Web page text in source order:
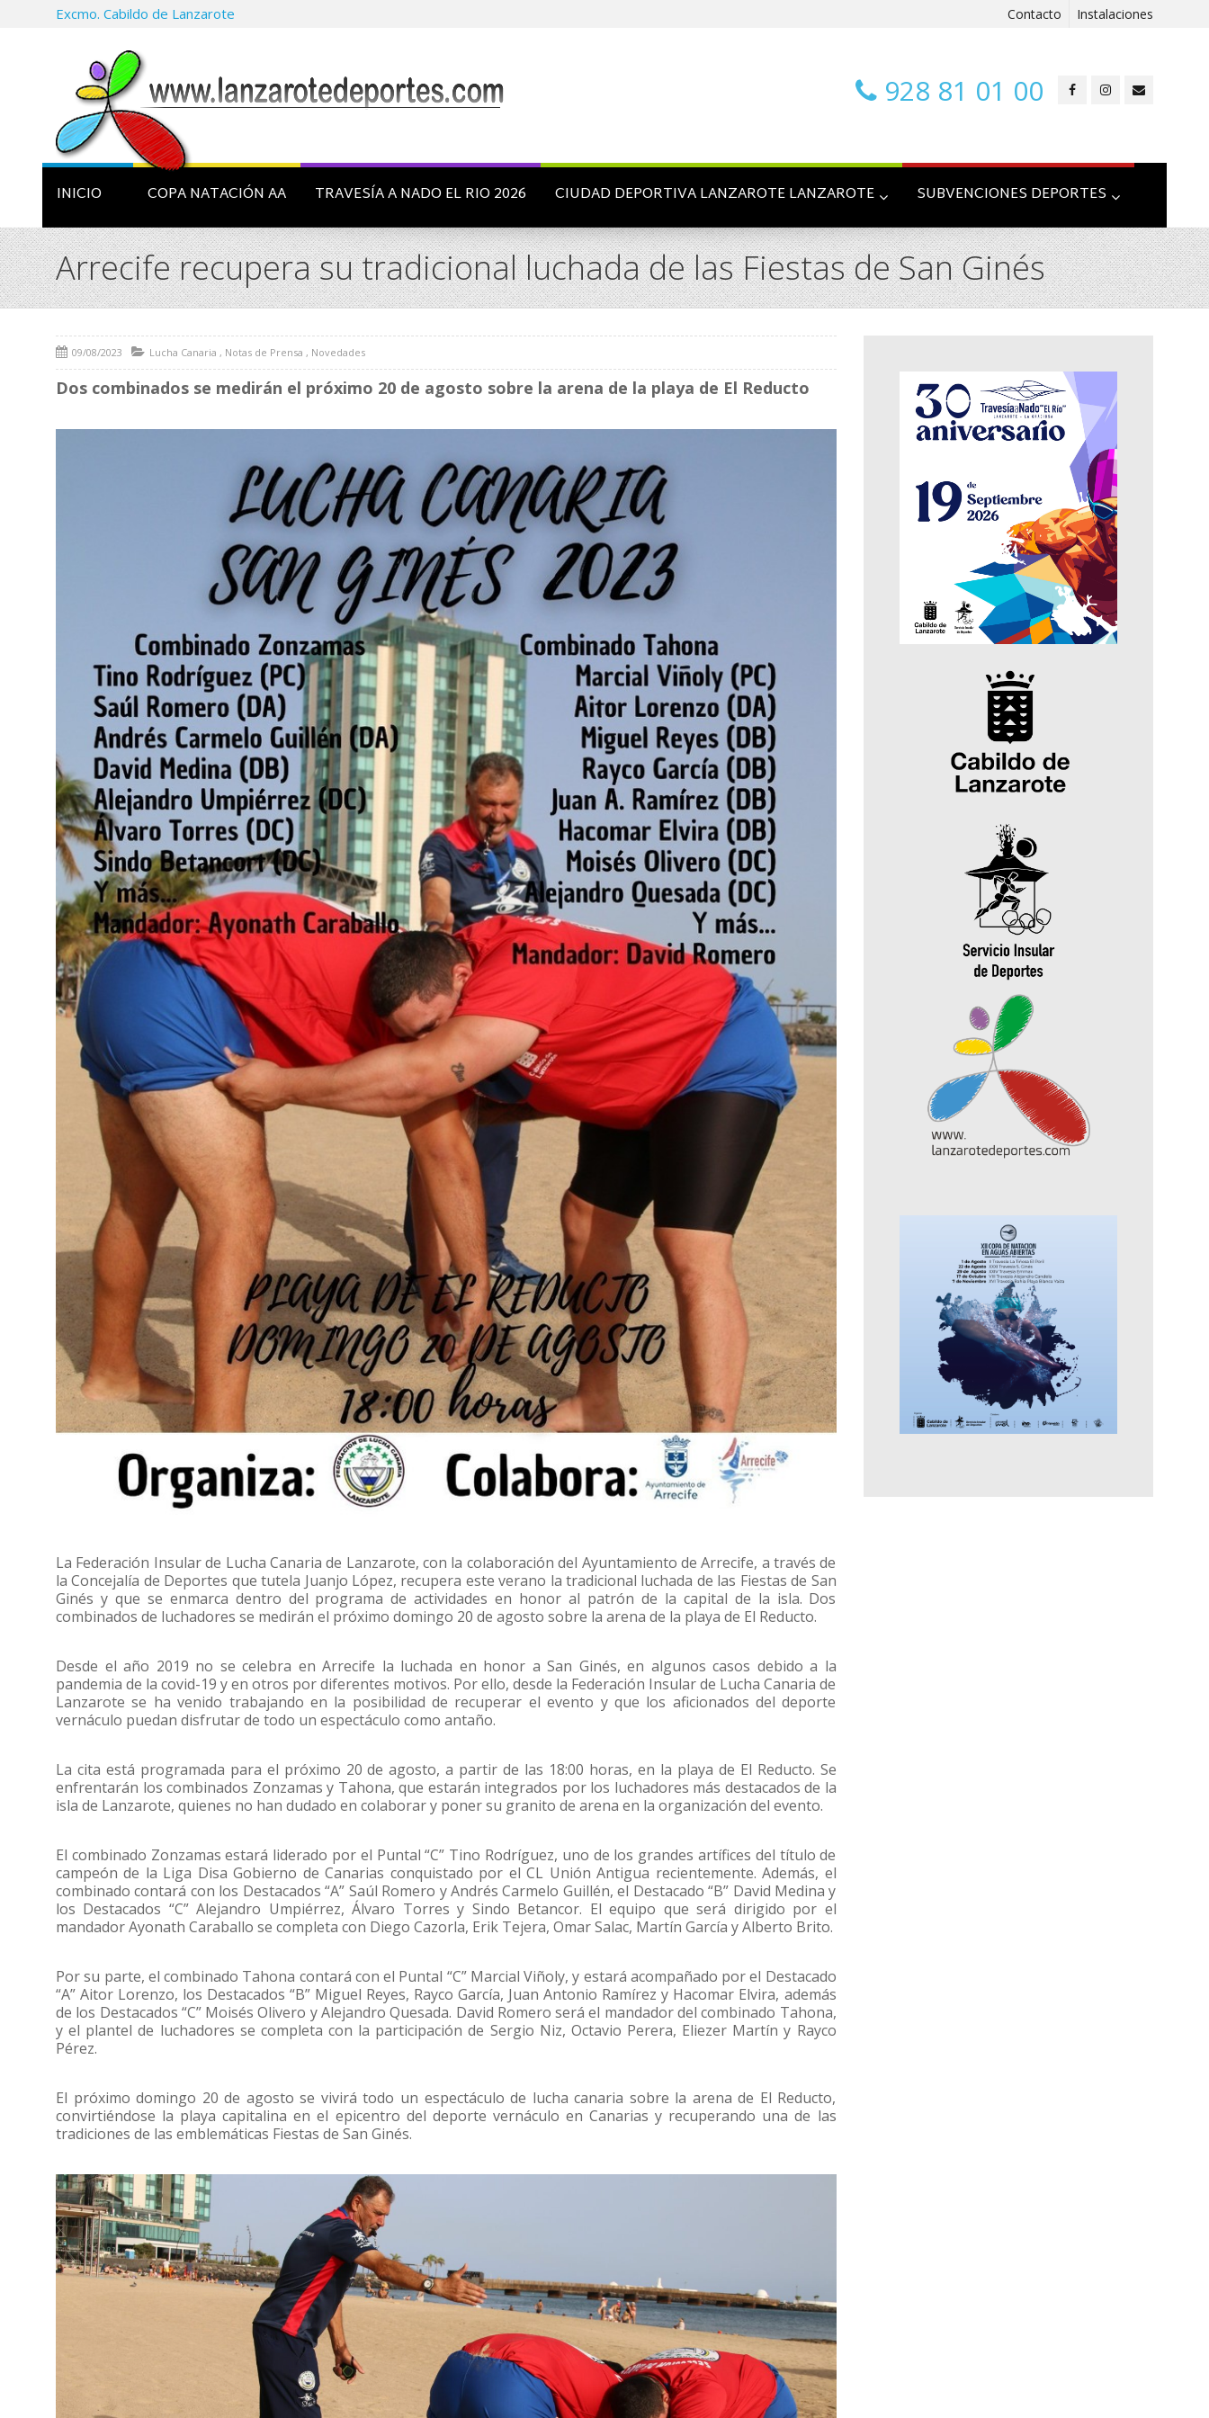
Excmo. Cabildo de Lanzarote Contacto Instalaciones
928 81 01 00
INICIO COPA NATACIÓN AA TRAVESÍA A NADO EL RIO 2026 CIUDAD DEPORTIVA LANZAROTE LANZAROTE SUBVENCIONES DEPORTES
Arrecife recupera su tradicional luchada de las Fiestas de San Ginés
09/08/2023 Lucha Canaria , Notas de Prensa , Novedades
Dos combinados se medirán el próximo 20 de agosto sobre la arena de la playa de El Reducto
La Federación Insular de Lucha Canaria de Lanzarote, con la colaboración del Ayuntamiento de Arrecife, a través de
la Concejalía de Deportes que tutela Juanjo López, recupera este verano la tradicional luchada de las Fiestas de San
Ginés y que se enmarca dentro del programa de actividades en honor al patrón de la capital de la isla. Dos
combinados de luchadores se medirán el próximo domingo 20 de agosto sobre la arena de la playa de El Reducto.
Desde el año 2019 no se celebra en Arrecife la luchada en honor a San Ginés, en algunos casos debido a la
pandemia de la covid-19 y en otros por diferentes motivos. Por ello, desde la Federación Insular de Lucha Canaria de
Lanzarote se ha venido trabajando en la posibilidad de recuperar el evento y que los aficionados del deporte
vernáculo puedan disfrutar de todo un espectáculo como antaño.
La cita está programada para el próximo 20 de agosto, a partir de las 18:00 horas, en la playa de El Reducto. Se
enfrentarán los combinados Zonzamas y Tahona, que estarán integrados por los luchadores más destacados de la
isla de Lanzarote, quienes no han dudado en colaborar y poner su granito de arena en la organización del evento.
El combinado Zonzamas estará liderado por el Puntal “C” Tino Rodríguez, uno de los grandes artífices del título de
campeón de la Liga Disa Gobierno de Canarias conquistado por el CL Unión Antigua recientemente. Además, el
combinado contará con los Destacados “A” Saúl Romero y Andrés Carmelo Guillén, el Destacado “B” David Medina y
los Destacados “C” Alejandro Umpiérrez, Álvaro Torres y Sindo Betancor. El equipo que será dirigido por el
mandador Ayonath Caraballo se completa con Diego Cazorla, Erik Tejera, Omar Salac, Martín García y Alberto Brito.
Por su parte, el combinado Tahona contará con el Puntal “C” Marcial Viñoly, y estará acompañado por el Destacado
“A” Aitor Lorenzo, los Destacados “B” Miguel Reyes, Rayco García, Juan Antonio Ramírez y Hacomar Elvira, además
de los Destacados “C” Moisés Olivero y Alejandro Quesada. David Romero será el mandador del combinado Tahona,
y el plantel de luchadores se completa con la participación de Sergio Niz, Octavio Perera, Eliezer Martín y Rayco
Pérez.
El próximo domingo 20 de agosto se vivirá todo un espectáculo de lucha canaria sobre la arena de El Reducto,
convirtiéndose la playa capitalina en el epicentro del deporte vernáculo en Canarias y recuperando una de las
tradiciones de las emblemáticas Fiestas de San Ginés.